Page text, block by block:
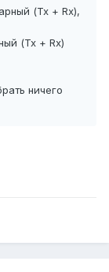
(Тх + Rх),
(Тх + Rх)
ничего